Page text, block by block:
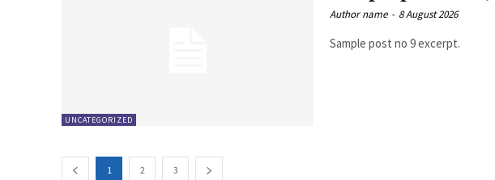
UNCATEGORIZED
Author name - 8 August 2026
Sample post no 9 excerpt.
1 2 3